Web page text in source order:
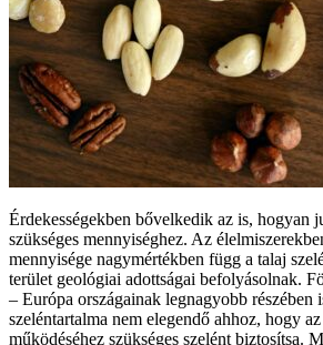
Érdekességekben bővelkedik az is, hogyan
szükséges mennyiséghez. Az
mennyisége nagymértékben függ a talaj
terület geológiai adottságai befolyásolnak.
– Európa országainak legnagyobb részében
szeléntartalma nem elegendő ahhoz, hogy
működéséhez szükséges szelént biztosítsa.